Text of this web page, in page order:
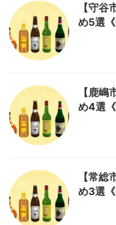
【守
め5選《
【鹿
め4選《
【常
め3選《